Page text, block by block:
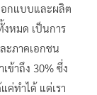
อกแบบและผลิต
งหมด เป็นการ
ะภาคเอกชน
ข้าถึง 30% ซึ่ง
ค่ทำได้ แต่เรา